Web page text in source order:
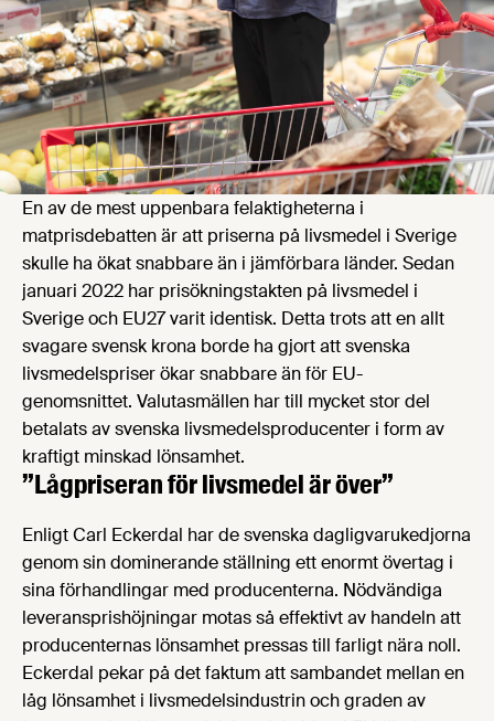
En av de mest uppenbara felaktigheterna i
matprisdebatten är att priserna på livsmedel i Sverige
skulle ha ökat snabbare än i jämförbara länder. Sedan
januari 2022 har prisökningstakten på livsmedel i
Sverige och EU27 varit identisk. Detta trots att en allt
svagare svensk krona borde ha gjort att svenska
livsmedelspriser ökar snabbare än för EU-
genomsnittet. Valutasmällen har till mycket stor del
betalats av svenska livsmedelsproducenter i form av
kraftigt minskad lönsamhet.
”Lågpriseran för livsmedel är över”
Enligt Carl Eckerdal har de svenska dagligvarukedjorna
genom sin dominerande ställning ett enormt övertag i
sina förhandlingar med producenterna. Nödvändiga
leveransprishöjningar motas så effektivt av handeln att
producenternas lönsamhet pressas till farligt nära noll.
Eckerdal pekar på det faktum att sambandet mellan en
låg lönsamhet i livsmedelsindustrin och graden av